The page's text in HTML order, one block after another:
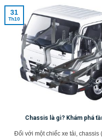
Chassis là gì? Khám phá
Đối với một chiếc xe tải, chassis
31
Th10